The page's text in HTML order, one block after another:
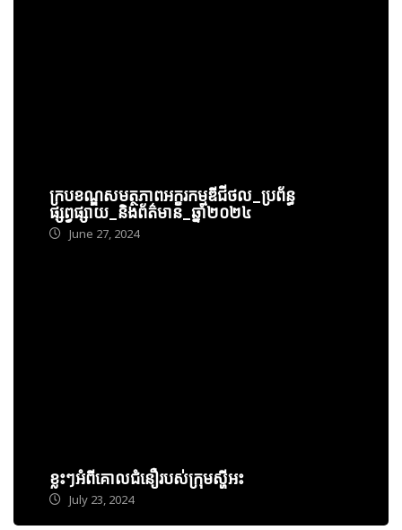
ក្របខណ្ឌសមត្ថភាពអក្ខរកម្មឌីជីថល_ប្រព័ន្ធ
ផ្សព្វផ្សាយ_និងព័ត៌មាន_ឆ្នាំ២០២៤
June 27, 2024
ខ្លះៗអំពីគោលជំនឿរបស់ក្រុមស្ហីអះ
July 23, 2024